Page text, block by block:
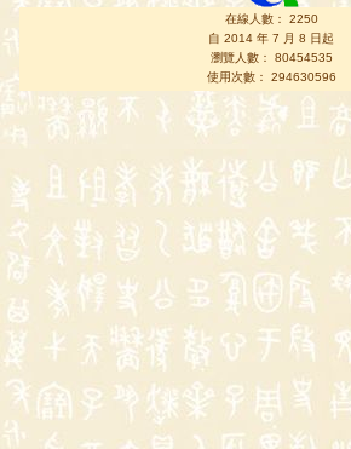
在線人數： 2250
自 2014 年 7 月 8 日起
瀏覽人數： 80454535
使用次數： 294630596